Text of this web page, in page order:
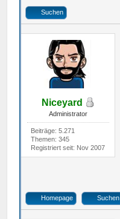
Suchen
Niceyard
Administrator
Beiträge: 5.271
Themen: 345
Registriert seit: Nov 2007
Homepage Suchen